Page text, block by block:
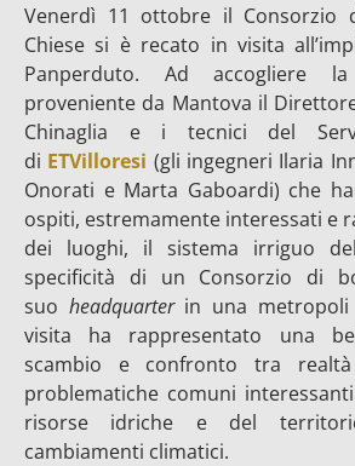
Venerdì 11 ottobre il Consorzio
Chiese si è recato in visita
Panperduto. Ad accogliere la
proveniente da Mantova il
Chinaglia e i tecnici del
di ETVilloresi (gli ingegneri Ilaria
Onorati e Marta Gaboardi) che
ospiti, estremamente interessati e
dei luoghi, il sistema irriguo
specificità di un Consorzio di
suo headquarterin una metropoli
visita ha rappresentato una
scambio e confronto tra
problematiche comuni
risorse idriche e del
cambiamenti climatici.